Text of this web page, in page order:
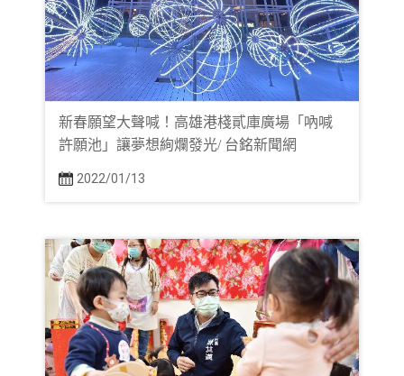
新春願望大聲喊！高雄港棧貳庫廣場「吶喊
許願池」讓夢想絢爛發光/ 台銘新聞網
2022/01/13